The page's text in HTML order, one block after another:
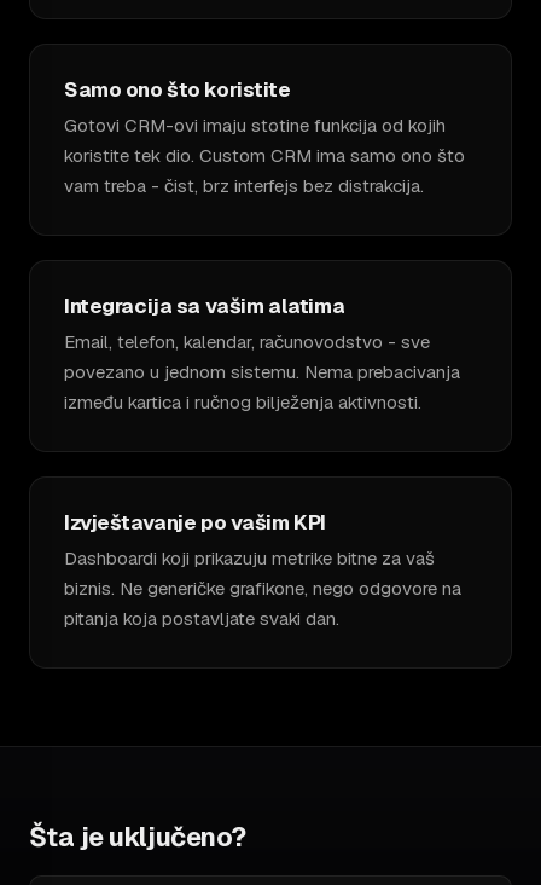
Samo ono što koristite
Gotovi CRM-ovi imaju stotine funkcija od kojih
koristite tek dio. Custom CRM ima samo ono što
vam treba - čist, brz interfejs bez distrakcija.
Integracija sa vašim alatima
Email, telefon, kalendar, računovodstvo - sve
povezano u jednom sistemu. Nema prebacivanja
između kartica i ručnog bilježenja aktivnosti.
Izvještavanje po vašim KPI
Dashboardi koji prikazuju metrike bitne za vaš
biznis. Ne generičke grafikone, nego odgovore na
pitanja koja postavljate svaki dan.
Šta je uključeno?